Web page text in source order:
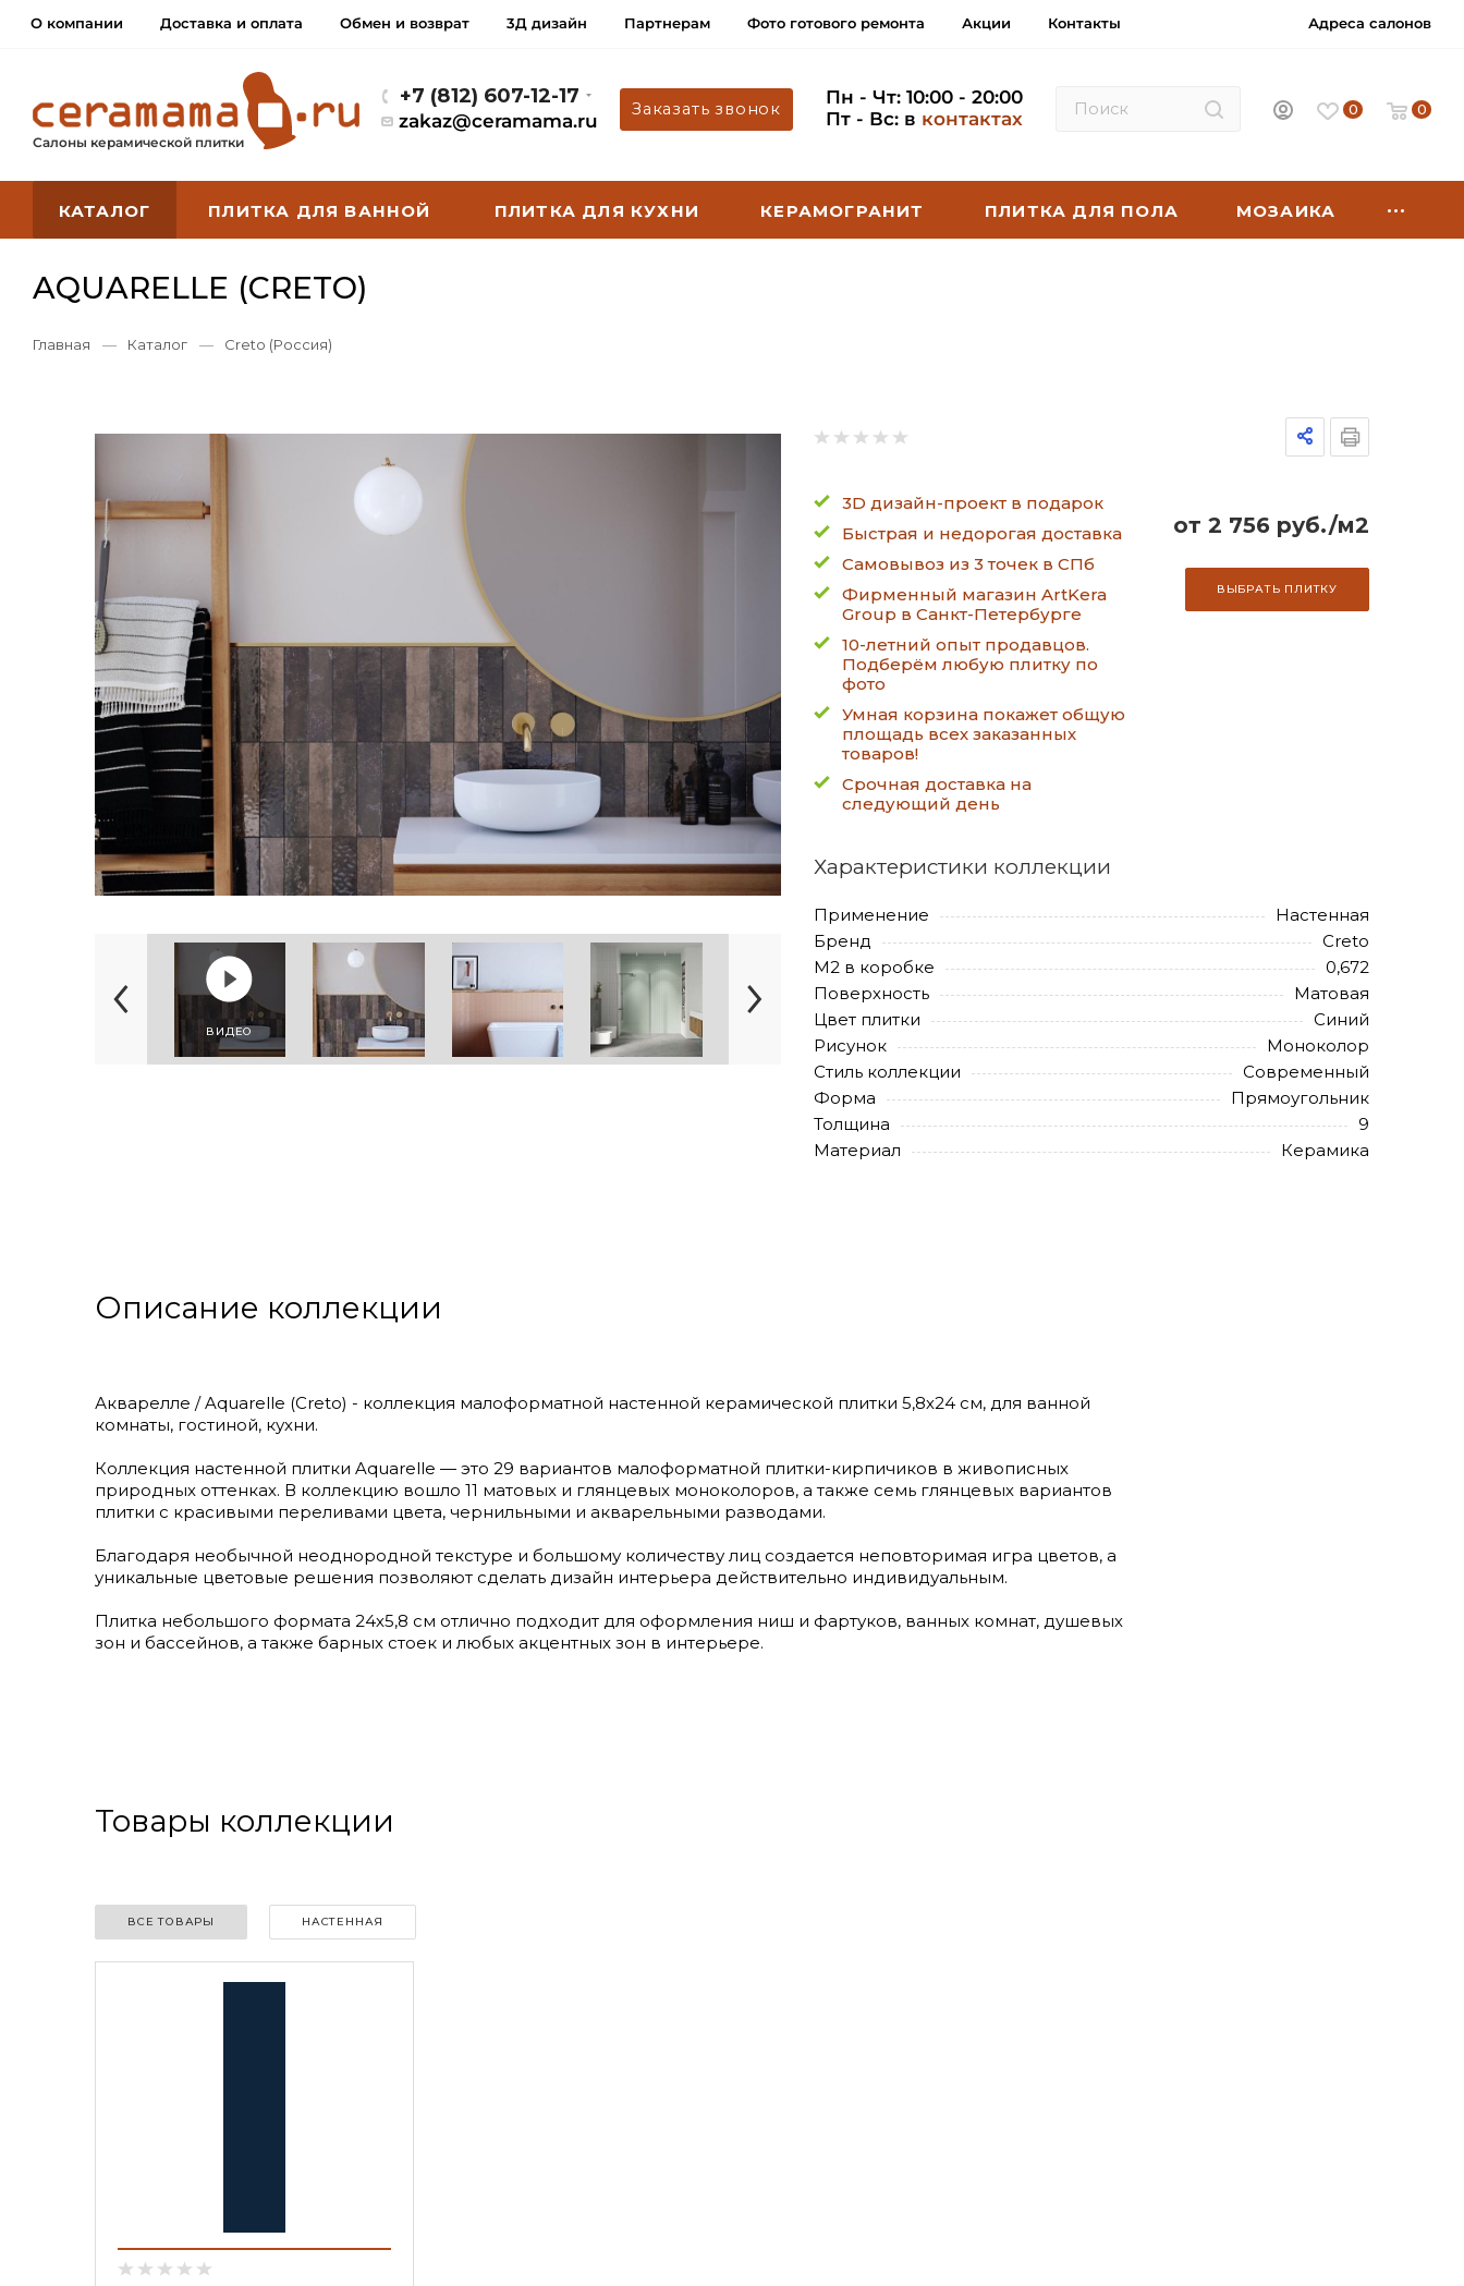
О компании Доставка и оплата Обмен и возврат 3Д дизайн Партнерам Фото готового ремонта Акции Контакты Адреса салонов
Салоны керамической плитки
+7 (812) 607-12-17
zakaz@ceramama.ru
Заказать звонок
Пн - Чт: 10:00 - 20:00
Пт - Вс: в контактах 0 0
КАТАЛОГ ПЛИТКА ДЛЯ ВАННОЙ ПЛИТКА ДЛЯ КУХНИ КЕРАМОГРАНИТ ПЛИТКА ДЛЯ ПОЛА МОЗАИКА
AQUARELLE (CRETO)
Главная — Каталог — Creto (Россия)
ВИДЕО
3D дизайн-проект в подарок
Быстрая и недорогая доставка
Самовывоз из 3 точек в СПб
Фирменный магазин ArtKera
Group в Санкт-Петербурге
10-летний опыт продавцов.
Подберём любую плитку по
фото
Умная корзина покажет общую
площадь всех заказанных
товаров!
Срочная доставка на
следующий день
от 2 756 руб./м2
ВЫБРАТЬ ПЛИТКУ
Характеристики коллекции
Применение
Настенная
Бренд
Creto
М2 в коробке
0,672
Поверхность
Матовая
Цвет плитки
Синий
Рисунок
Моноколор
Стиль коллекции
Современный
Форма
Прямоугольник
Толщина
9
Материал
Керамика
Описание коллекции
Акварелле / Aquarelle (Creto) - коллекция малоформатной настенной керамической плитки 5,8х24 см, для ванной
комнаты, гостиной, кухни.
Коллекция настенной плитки Aquarelle — это 29 вариантов малоформатной плитки-кирпичиков в живописных
природных оттенках. В коллекцию вошло 11 матовых и глянцевых моноколоров, а также семь глянцевых вариантов
плитки с красивыми переливами цвета, чернильными и акварельными разводами.
Благодаря необычной неоднородной текстуре и большому количеству лиц создается неповторимая игра цветов, а
уникальные цветовые решения позволяют сделать дизайн интерьера действительно индивидуальным.
Плитка небольшого формата 24х5,8 см отлично подходит для оформления ниш и фартуков, ванных комнат, душевых
зон и бассейнов, а также барных стоек и любых акцентных зон в интерьере.
Товары коллекции
ВСЕ ТОВАРЫ НАСТЕННАЯ